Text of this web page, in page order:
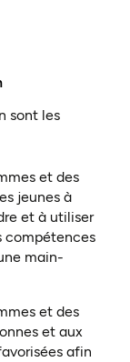
sont les
et des
jeunes à
et à utiliser
compétences
main-
et des
et aux
afin